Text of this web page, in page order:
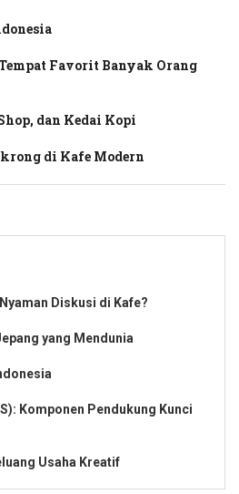
Favorit Banyak Orang
dan Kedai Kopi
di Kafe Modern
Diskusi di Kafe?
yang Mendunia
Komponen Pendukung Kunci
Usaha Kreatif